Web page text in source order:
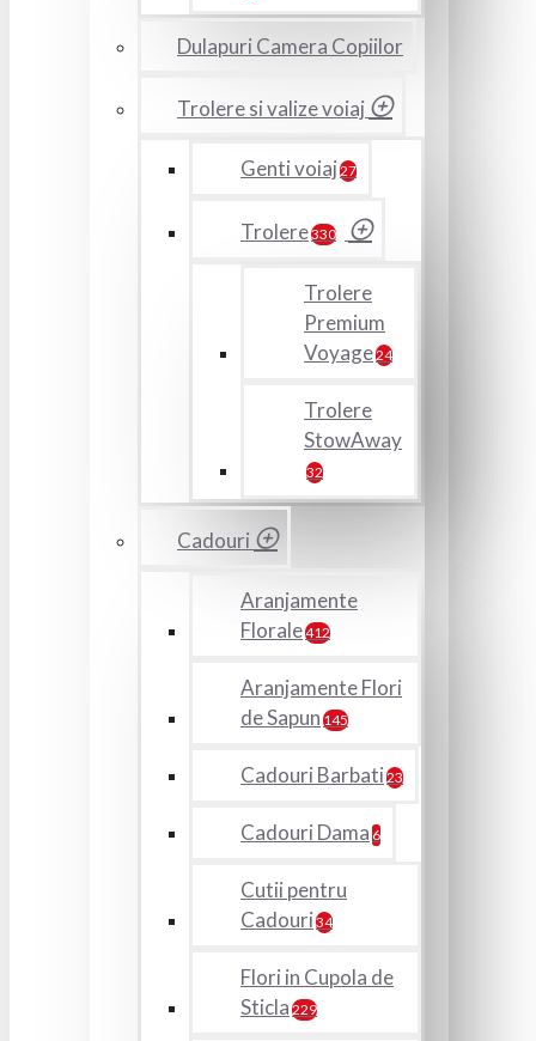
Dulapuri Camera Copiilor
Trolere si valize voiaj
Genti voiaj 27
Trolere330
Trolere
Premium
Voyage24
Trolere
StowAway
32
Cadouri
Aranjamente
Florale412
Aranjamente Flori
de Sapun 145
Cadouri Barbati 23
Cadouri Dama 6
Cutii pentru
Cadouri 34
Flori in Cupola de
Sticla 229